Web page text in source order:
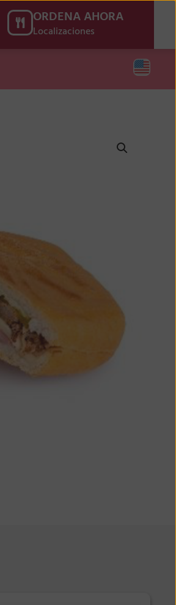
ORDENA AHORA
Localizaciones